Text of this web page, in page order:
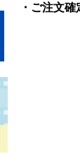
・ご注文